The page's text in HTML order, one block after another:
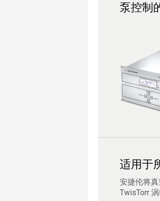
泵控制
适用于
安捷伦将
TwisTorr